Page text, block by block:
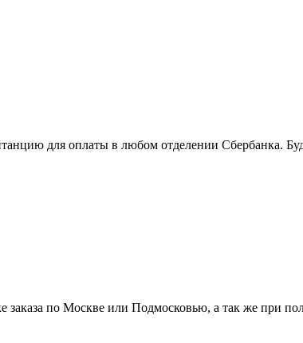
для оплаты в любом отделении Сбербанка.
по Москве или Подмосковью, а так же при